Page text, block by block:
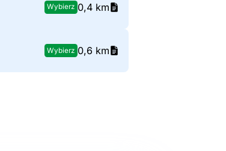
Wybierz 0,4 km
Wybierz 0,6 km